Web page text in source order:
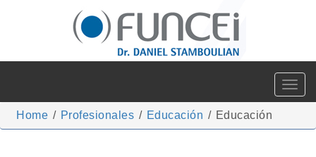
Toggle
Home / Profesionales / Educación / Educación